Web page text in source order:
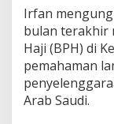
Irfan
bulan terakhir
Haji (BPH) di
pemahaman
Arab Saudi.